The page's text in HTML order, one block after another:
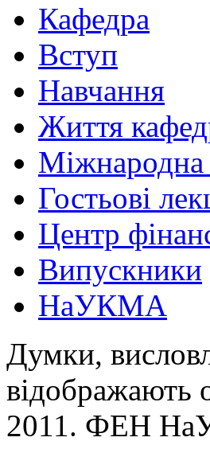
Кафедра
Вступ
Навчання
Життя
Міжнародна
Гостьові
Центр
Випускники
НаУКМА
Думки,
відображають
2011. ФЕН